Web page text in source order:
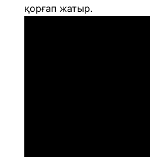
қорғап жатыр.